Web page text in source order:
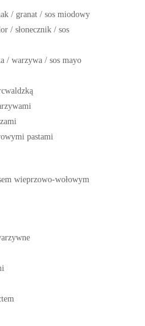
/ granat / sos miodowy
/ słonecznik / sos
/ warzywa / sos mayo
pastami
wieprzowo-wołowym